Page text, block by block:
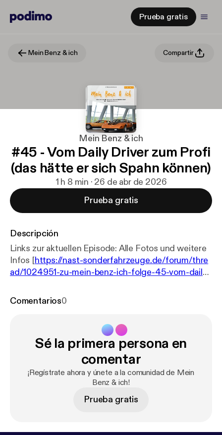
Prueba gratis
Mein Benz & ich Compartir
Mein Benz & ich
#45 - Vom Daily Driver zum Profi
(das hätte er sich Spahn können)
1 h 8 min · 26 de abr de 2026
Prueba gratis
Descripción
Links zur aktuellen Episode: Alle Fotos und weitere
Infos [https://nast-sonderfahrzeuge.de/forum/thre
ad/1024951-zu-mein-benz-ich-folge-45-vom-daily-
k%C3%B6n/
] Marcels Webseiten [
Comentarios0
Sé la primera persona en
comentar
¡Regístrate ahora y únete a la comunidad de Mein
Benz & ich!
Prueba gratis